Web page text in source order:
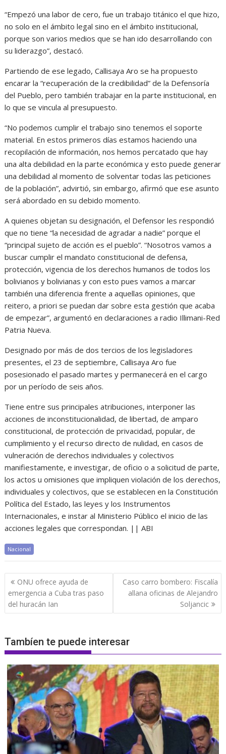
“Empezó una labor de cero, fue un trabajo titánico el que hizo,
no solo en el ámbito legal sino en el ámbito institucional,
porque son varios medios que se han ido desarrollando con
su liderazgo”, destacó.
Partiendo de ese legado, Callisaya Aro se ha propuesto
encarar la “recuperación de la credibilidad” de la Defensoría
del Pueblo, pero también trabajar en la parte institucional, en
lo que se vincula al presupuesto.
“No podemos cumplir el trabajo sino tenemos el soporte
material. En estos primeros días estamos haciendo una
recopilación de información, nos hemos percatado que hay
una alta debilidad en la parte económica y esto puede generar
una debilidad al momento de solventar todas las peticiones
de la población”, advirtió, sin embargo, afirmó que ese asunto
será abordado en su debido momento.
A quienes objetan su designación, el Defensor les respondió
que no tiene “la necesidad de agradar a nadie” porque el
“principal sujeto de acción es el pueblo”. “Nosotros vamos a
buscar cumplir el mandato constitucional de defensa,
protección, vigencia de los derechos humanos de todos los
bolivianos y bolivianas y con esto pues vamos a marcar
también una diferencia frente a aquellas opiniones, que
reitero, a priori se puedan dar sobre esta gestión que acaba
de empezar”, argumentó en declaraciones a radio Illimani-Red
Patria Nueva.
Designado por más de dos tercios de los legisladores
presentes, el 23 de septiembre, Callisaya Aro fue
posesionado el pasado martes y permanecerá en el cargo
por un período de seis años.
Tiene entre sus principales atribuciones, interponer las
acciones de inconstitucionalidad, de libertad, de amparo
constitucional, de protección de privacidad, popular, de
cumplimiento y el recurso directo de nulidad, en casos de
vulneración de derechos individuales y colectivos
manifiestamente, e investigar, de oficio o a solicitud de parte,
los actos u omisiones que impliquen violación de los derechos,
individuales y colectivos, que se establecen en la Constitución
Política del Estado, las leyes y los Instrumentos
Internacionales, e instar al Ministerio Público el inicio de las
acciones legales que correspondan. || ABI
Nacional
Navegación
de
entradas
ONU ofrece ayuda de
emergencia a Cuba tras paso
del huracán Ian
Caso carro bombero: Fiscalía
allana oficinas de Alejandro
Soljancic
Tambíen te puede interesar